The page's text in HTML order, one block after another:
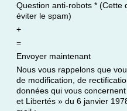
Question anti-robots * (Cette
éviter le spam)
+
=
Envoyer maintenant
Nous vous rappelons que
de modification, de
données qui vous
et Libertés » du 6 janvier